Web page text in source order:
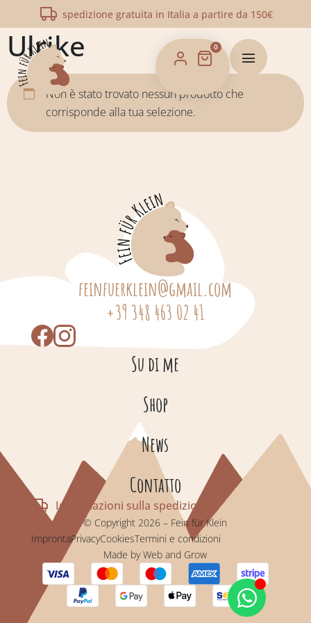
spedizione gratuita in Italia a partire da 150€
0
/Shop/ Prodotti taggati “Ulrike”
Ulrike
Non è stato trovato nessun prodotto che
corrisponde alla tua selezione.
feinfuerklein@gmail.com
+39 348 463 02 41
Su di me
Shop
News
Contatto
Informazioni sulla spedizione
© Copyright 2026 – Fein für Klein
ImprontaPrivacyCookiesTermini e condizioni
Made by Web and Grow